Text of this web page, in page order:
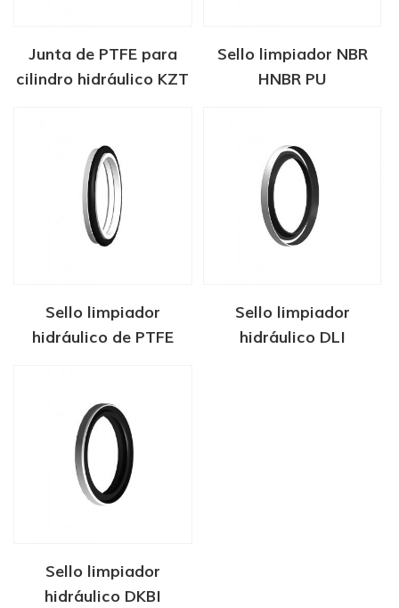
Junta de PTFE para
cilindro hidráulico KZT
Sello limpiador NBR
HNBR PU
Sello limpiador
hidráulico de PTFE
Sello limpiador
hidráulico DLI
Sello limpiador
hidráulico DKBI